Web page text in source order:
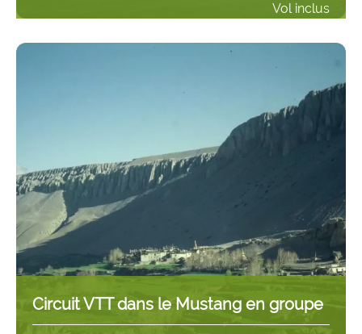
Vol inclus
Circuit VTT dans le Mustang en groupe